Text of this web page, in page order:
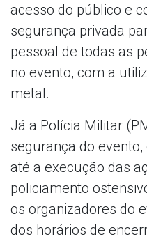
acesso do público e
segurança privada
pessoal de todas as
no evento, com a
metal.
Já a Polícia Militar
segurança do
até a execução das
policiamento
os organizadores do
dos horários de